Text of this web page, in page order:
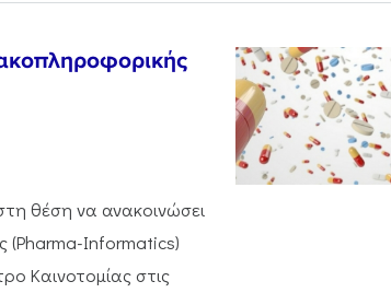
θέση να ανακοινώσει
(Pharma-Informatics)
Καινοτομίας στις